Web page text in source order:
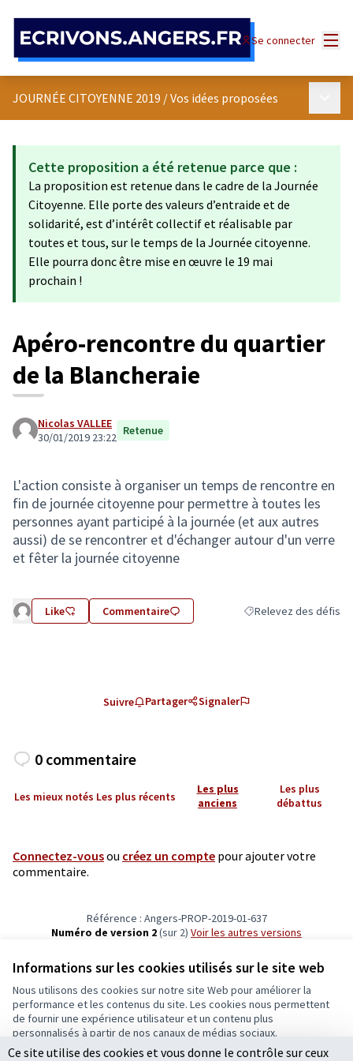
Informations sur les cookies utilisés sur le site web
Nous utilisons des cookies sur notre site Web pour améliorer la
performance et les contenus du site. Les cookies nous permettent
de fournir une expérience utilisateur et un contenu plus
personnalisés à partir de nos canaux de médias sociaux.
Tout accepter
Se connecter
JOURNÉE CITOYENNE 2019 /Vos idées proposées
Cette proposition a été retenue parce que :
La proposition est retenue dans le cadre de la Journée
Citoyenne. Elle porte des valeurs d’entraide et de
solidarité, est d’intérêt collectif et réalisable par
toutes et tous, sur le temps de la Journée citoyenne.
Elle pourra donc être mise en œuvre le 19 mai
prochain !
Apéro-rencontre du quartier
de la Blancheraie
Nicolas VALLEE
30/01/2019 23:22 Retenue
L'action consiste à organiser un temps de rencontre en
fin de journée citoyenne pour permettre à toutes les
personnes ayant participé à la journée (et aux autres
aussi) de se rencontrer et d'échanger autour d'un verre
et fêter la journée citoyenne
Like Commentaire Filtrer les résultats de
Relevez des défis
Suivre Partager Signaler
0 commentaire
Les mieux notés Les plus récents
Les plus
anciens
Les plus
débattus
Connectez-vousou créez un compte pour ajouter votre
commentaire.
Référence : Angers-PROP-2019-01-637
Numéro de version 2(sur 2)
voir les autres versions
Conditions d'utilisation
Paramètres des cookies
Ecrivons Angers sur X
(Lien externe)
Ecrivons Angers sur Facebook
(Lien externe)
Ce site utilise des cookies et vous donne le contrôle sur ceux